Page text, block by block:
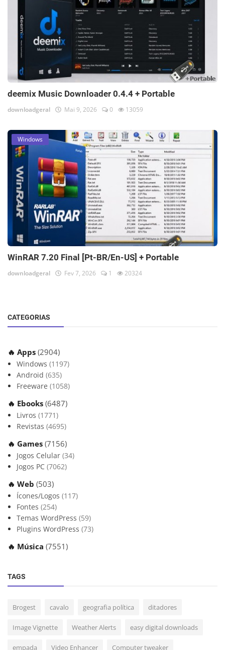
deemix Music Downloader 0.4.4 + Portable
downloadgeral Mai 9, 2026 0 13059
Windows
WinRAR 7.20 Final [Pt-BR/En-US] + Portable
downloadgeral Fev 7, 2026 1 20324
CATEGORIAS
🔥 Apps (2904)
Windows (1197)
Android (635)
Freeware (1058)
🔥 Ebooks (6487)
Livros (1771)
Revistas (4695)
🔥 Games (7156)
Jogos Celular (34)
Jogos PC (7062)
🔥 Web (503)
Ícones/Logos (117)
Fontes (254)
Temas WordPress (59)
Plugins WordPress (73)
🔥 Música (7551)
TAGS
Brogest cavalo geografia política ditadores
Image Vignette Weather Alerts easy digital downloads
empada Video Enhancer Computer tweaker